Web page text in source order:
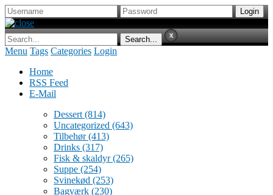
Menu Tags Categories Login
Home
RSS Feed
E-Mail
Dessert (814)
Uncategorized (643)
Tilbehør(413)
Drinks (317)
Fisk & skaldyr(265)
Suppe (254)
Svinekød (253)
Bagværk (230)